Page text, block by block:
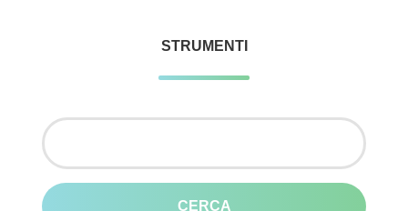
STRUMENTI
Ricerca